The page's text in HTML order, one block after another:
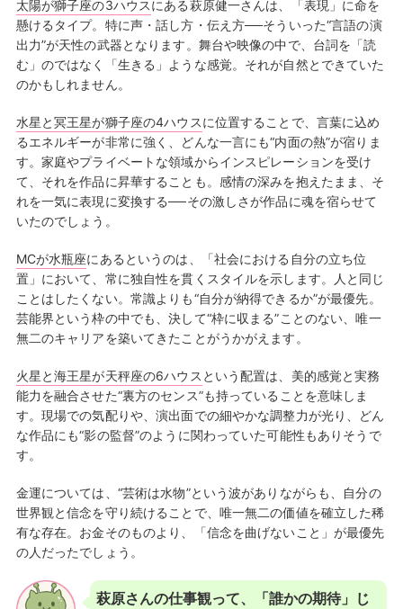
太陽が獅子座の3ハウスにある萩原健一さんは、「表現」に命を
懸けるタイプ。特に声・話し方・伝え方──そういった“言語の演
出力”が天性の武器となります。舞台や映像の中で、台詞を「読
む」のではなく「生きる」ような感覚。それが自然とできていた
のかもしれません。
水星と冥王星が獅子座の4ハウスに位置することで、言葉に込め
るエネルギーが非常に強く、どんな一言にも“内面の熱”が宿りま
す。家庭やプライベートな領域からインスピレーションを受け
て、それを作品に昇華することも。感情の深みを抱えたまま、そ
れを一気に表現に変換する──その激しさが作品に魂を宿らせて
いたのでしょう。
MCが水瓶座にあるというのは、「社会における自分の立ち位
置」において、常に独自性を貫くスタイルを示します。人と同じ
ことはしたくない。常識よりも“自分が納得できるか”が最優先。
芸能界という枠の中でも、決して“枠に収まる”ことのない、唯一
無二のキャリアを築いてきたことがうかがえます。
火星と海王星が天秤座の6ハウス という配置は、美的感覚と実務
能力を融合させた“裏方のセンス”も持っていることを意味しま
す。現場での気配りや、演出面での細やかな調整力が光り、どん
な作品にも“影の監督”のように関わっていた可能性もありそうで
す。
金運については、“芸術は水物”という波がありながらも、自分の
世界観と信念を守り続けることで、唯一無二の価値を確立した稀
有な存在。お金そのものより、「信念を曲げないこと」が最優先
の人だったでしょう。
萩原さんの仕事観って、「誰かの期待」じ